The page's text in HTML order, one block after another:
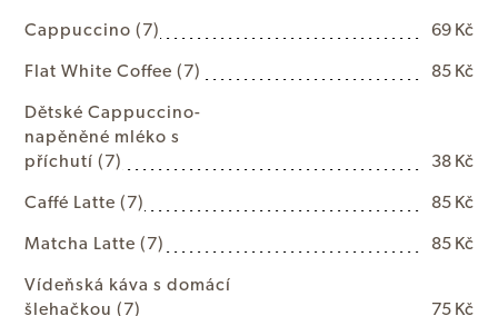
Cappuccino (7)
69 Kč
Flat White Coffee (7)
85 Kč
Dětské Cappuccino-
napěněné mléko s
příchutí (7)
38 Kč
Caffé Latte (7)
85 Kč
Matcha Latte (7)
85 Kč
Vídeňská káva s domácí
šlehačkou (7)
75 Kč